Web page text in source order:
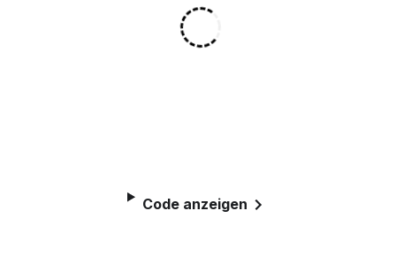
Code anzeigen